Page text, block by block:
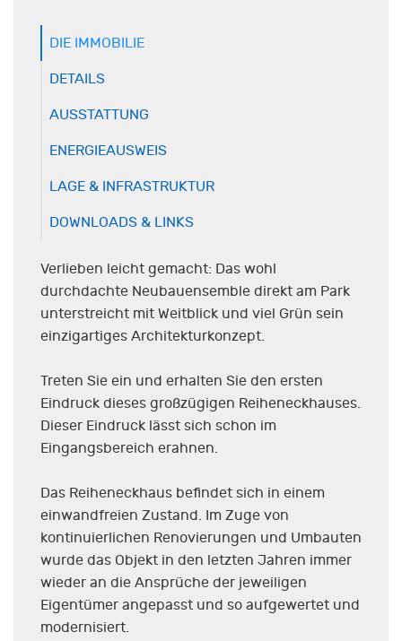
DIE IMMOBILIE
DETAILS
AUSSTATTUNG
ENERGIEAUSWEIS
LAGE & INFRASTRUKTUR
DOWNLOADS & LINKS
Verlieben leicht gemacht: Das wohl
durchdachte Neubauensemble direkt am Park
unterstreicht mit Weitblick und viel Grün sein
einzigartiges Architekturkonzept.
Treten Sie ein und erhalten Sie den ersten
Eindruck dieses großzügigen Reiheneckhauses.
Dieser Eindruck lässt sich schon im
Eingangsbereich erahnen.
Das Reiheneckhaus befindet sich in einem
einwandfreien Zustand. Im Zuge von
kontinuierlichen Renovierungen und Umbauten
wurde das Objekt in den letzten Jahren immer
wieder an die Ansprüche der jeweiligen
Eigentümer angepasst und so aufgewertet und
modernisiert.